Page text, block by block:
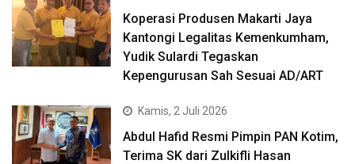
Koperasi Produsen Makarti Jaya
Kantongi Legalitas Kemenkumham,
Yudik Sulardi Tegaskan
Kepengurusan Sah Sesuai AD/ART
Kamis, 2 Juli 2026
Abdul Hafid Resmi Pimpin PAN Kotim,
Terima SK dari Zulkifli Hasan